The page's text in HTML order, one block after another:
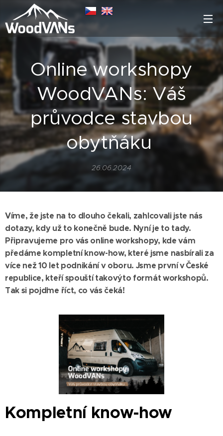
Online workshopy
WoodVANs: Váš
průvodce stavbou
obytňáku
26.06.2024
Víme, že jste na to dlouho čekali, zahlcovali jste nás
dotazy, kdy už to konečně bude. Nyní je to tady.
Připravujeme pro vás online workshopy, kde vám
předáme kompletní know-how, které jsme nasbírali za
více než 10 let podnikání v oboru. Jsme první v České
republice, kteří spouští takovýto formát workshopů.
Tak si pojďme říct, co vás čeká!
Kompletní know-how